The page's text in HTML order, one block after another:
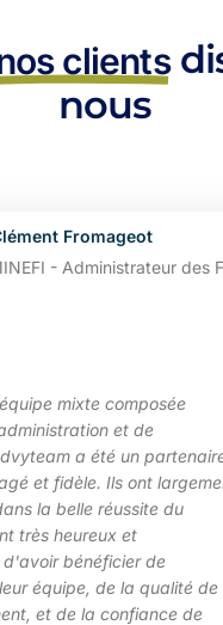
clients
nous
FP
de